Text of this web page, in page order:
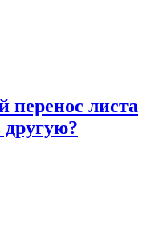
перенос листа